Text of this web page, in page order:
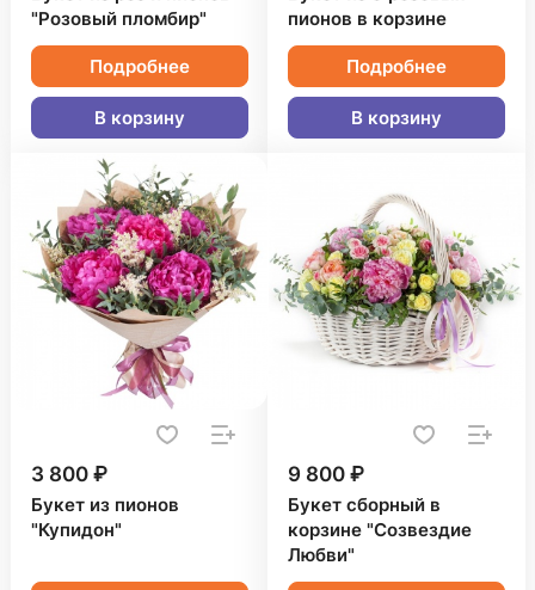
"Розовый пломбир"
Подробнее
В корзину
пионов в корзине
Подробнее
В корзину
3 800 ₽
Букет из пионов
"Купидон"
9 800 ₽
Букет сборный в
корзине "Созвездие
Любви"